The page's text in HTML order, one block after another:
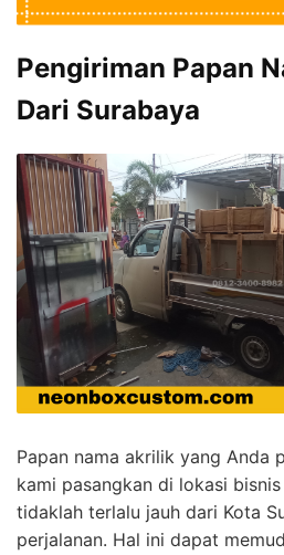
Pengiriman Papan
Dari Surabaya
Papan nama akrilik yang Anda
kami pasangkan di lokasi
tidaklah terlalu jauh dari Kota
perjalanan. Hal ini dapat